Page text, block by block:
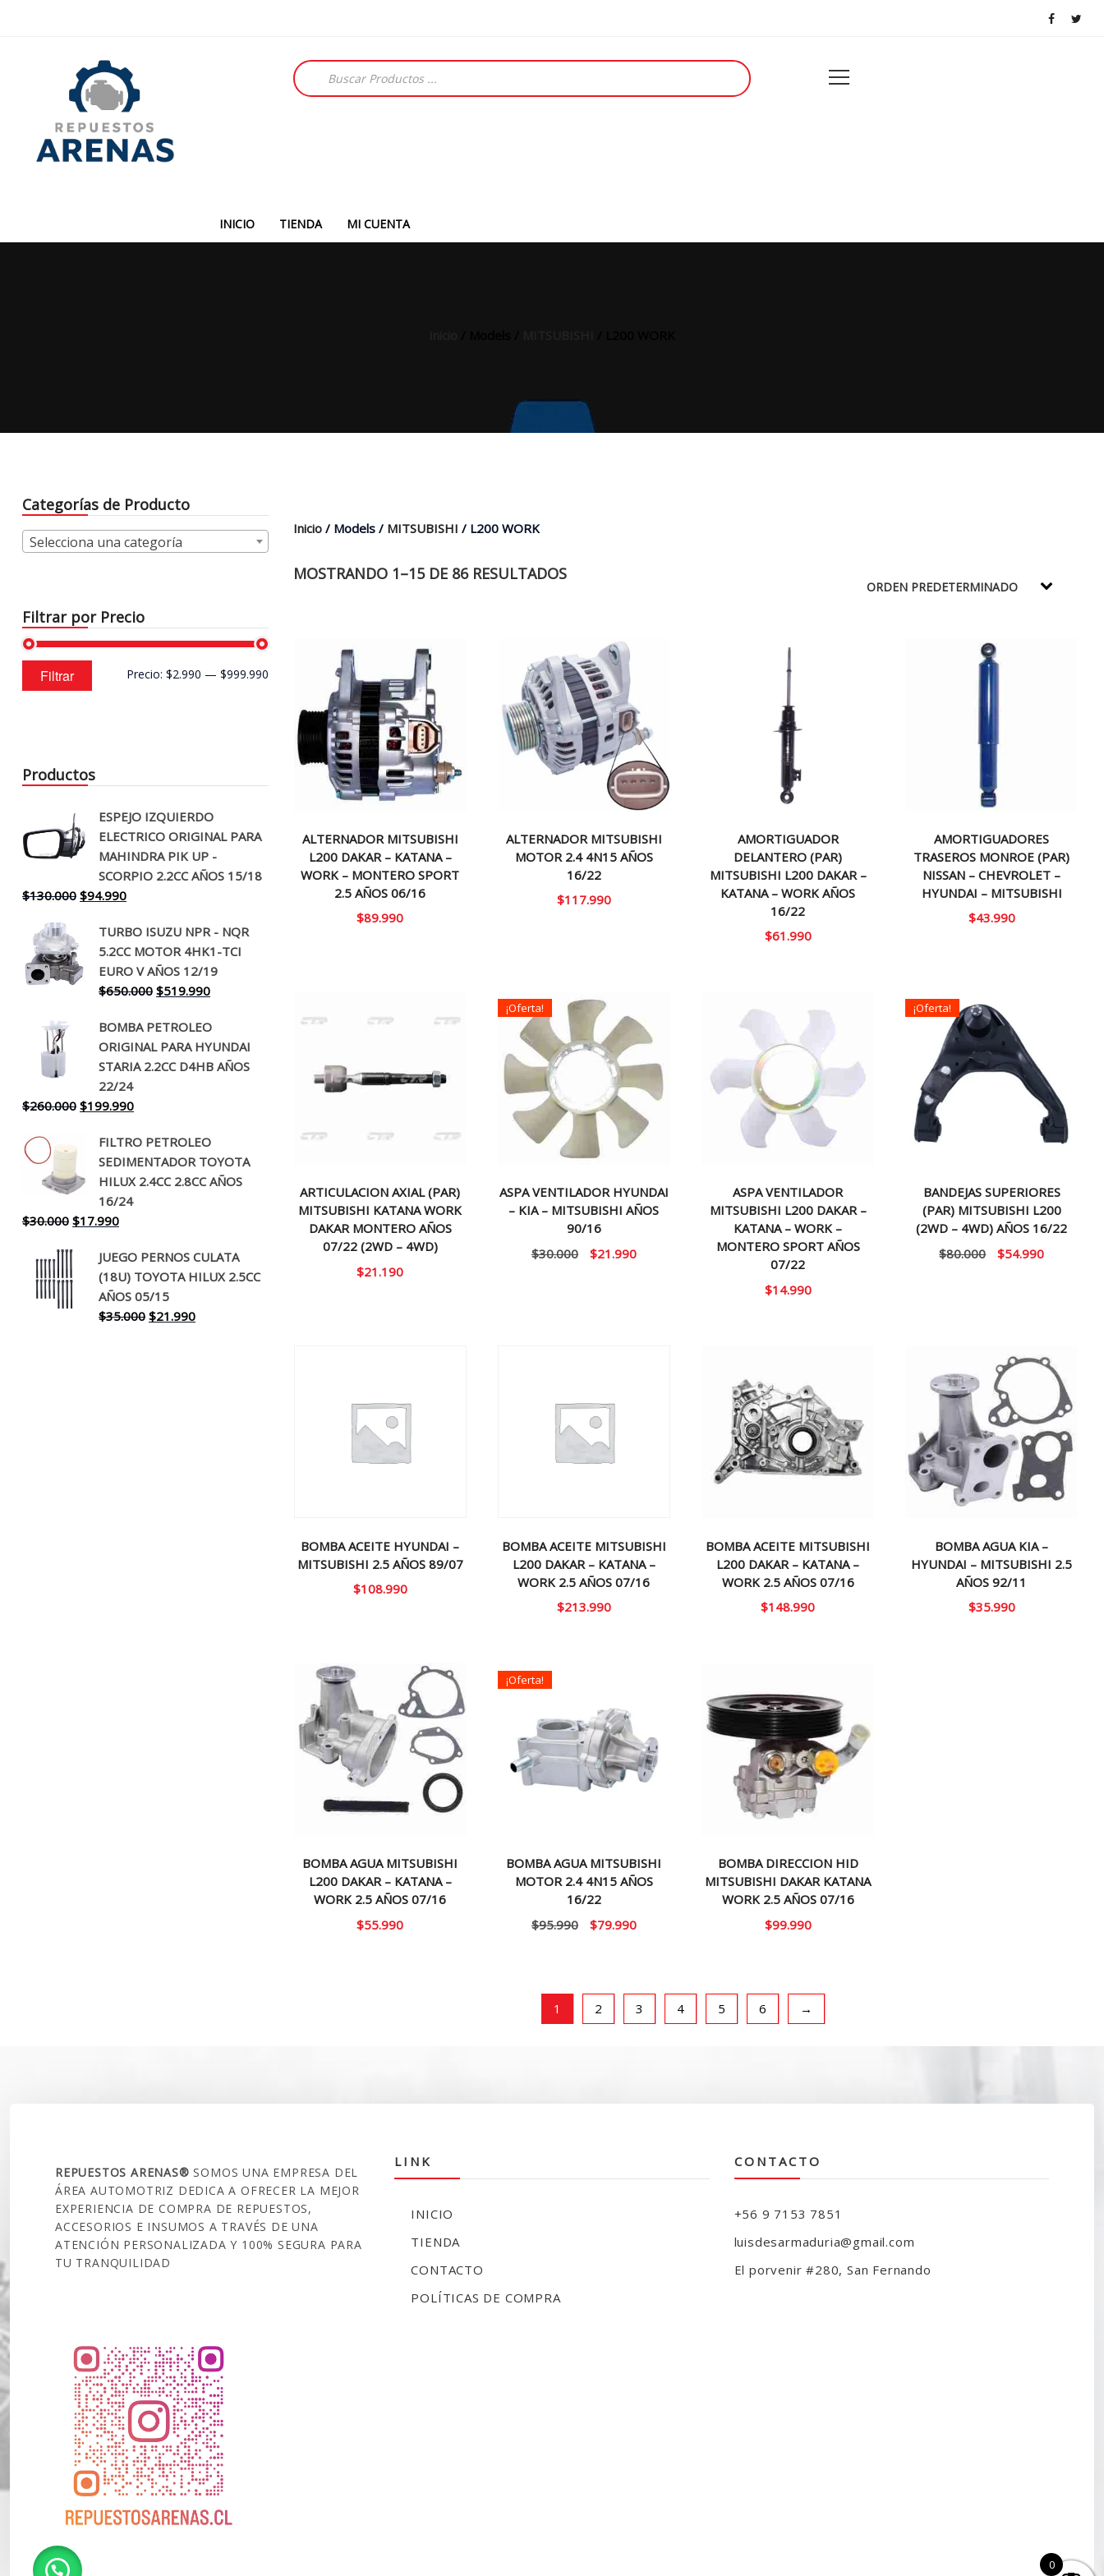
Búsqueda
de
productos
INICIO TIENDA MI CUENTA
Categorías de Producto
Selecciona una categoría
Filtrar por Precio
Precio
mínimo
Precio
máximo
Filtrar Precio: $2.990 — $999.990
Productos
ESPEJO IZQUIERDO
ELECTRICO ORIGINAL PARA
MAHINDRA PIK UP -
SCORPIO 2.2CC AÑOS 15/18
$130.000 El
original
era:
$130.000.
$94.990El
actual
es:
$94.990.
TURBO ISUZU NPR - NQR
5.2CC MOTOR 4HK1-TCI
EURO V AÑOS 12/19
$650.000 El
original
era:
$650.000.
$519.990El
actual
es:
$519.990.
BOMBA PETROLEO
ORIGINAL PARA HYUNDAI
STARIA 2.2CC D4HB AÑOS
22/24
$260.000 El
original
era:
$260.000.
$199.990El
actual
es:
$199.990.
FILTRO PETROLEO
SEDIMENTADOR TOYOTA
HILUX 2.4CC 2.8CC AÑOS
16/24
$30.000 El
original
era:
$30.000.
$17.990El
actual
es:
$17.990.
JUEGO PERNOS CULATA
(18U) TOYOTA HILUX 2.5CC
AÑOS 05/15
$35.000 El
$21.990El
Inicio / Models / MITSUBISHI / L200 WORK
MOSTRANDO 1–15 DE 86 RESULTADOS
ALTERNADOR MITSUBISHI
L200 DAKAR – KATANA –
WORK – MONTERO SPORT
2.5 AÑOS 06/16
$89.990
ALTERNADOR MITSUBISHI
MOTOR 2.4 4N15 AÑOS
16/22
$117.990
AMORTIGUADOR
DELANTERO (PAR)
MITSUBISHI L200 DAKAR –
KATANA – WORK AÑOS
16/22
$61.990
AMORTIGUADORES
TRASEROS MONROE (PAR)
NISSAN – CHEVROLET –
HYUNDAI – MITSUBISHI
$43.990
ARTICULACION AXIAL (PAR)
MITSUBISHI KATANA WORK
DAKAR MONTERO AÑOS
07/22 (2WD – 4WD)
$21.190
¡Oferta!
ASPA VENTILADOR HYUNDAI
– KIA – MITSUBISHI AÑOS
90/16
$30.000
El
$21.990El
ASPA VENTILADOR
MITSUBISHI L200 DAKAR –
KATANA – WORK –
MONTERO SPORT AÑOS
07/22
$14.990
¡Oferta!
BANDEJAS SUPERIORES
(PAR) MITSUBISHI L200
(2WD – 4WD) AÑOS 16/22
$80.000
El
$54.990El
BOMBA ACEITE HYUNDAI –
MITSUBISHI 2.5 AÑOS 89/07
$108.990
BOMBA ACEITE MITSUBISHI
L200 DAKAR – KATANA –
WORK 2.5 AÑOS 07/16
$213.990
BOMBA ACEITE MITSUBISHI
L200 DAKAR – KATANA –
WORK 2.5 AÑOS 07/16
$148.990
BOMBA AGUA KIA –
HYUNDAI – MITSUBISHI 2.5
AÑOS 92/11
$35.990
BOMBA AGUA MITSUBISHI
L200 DAKAR – KATANA –
WORK 2.5 AÑOS 07/16
$55.990
¡Oferta!
BOMBA AGUA MITSUBISHI
MOTOR 2.4 4N15 AÑOS
16/22
$95.990
El
$95.990.
$79.990El
$79.990.
BOMBA DIRECCION HID
MITSUBISHI DAKAR KATANA
WORK 2.5 AÑOS 07/16
$99.990
1 2 3 4 5 6 →
REPUESTOS ARENAS®SOMOS UNA EMPRESA DEL
ÁREA AUTOMOTRIZ DEDICA A OFRECER LA MEJOR
EXPERIENCIA DE COMPRA DE REPUESTOS,
ACCESORIOS E INSUMOS A TRAVÉS DE UNA
ATENCIÓN PERSONALIZADA Y 100% SEGURA PARA
TU TRANQUILIDAD
LINK
INICIO
TIENDA
CONTACTO
POLÍTICAS DE COMPRA
CONTACTO
+56 9 7153 7851
luisdesarmaduria@gmail.com
El porvenir #280, San Fernando
0